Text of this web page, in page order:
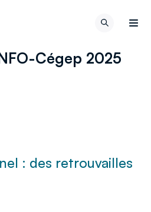
Cégep 2025
: des retrouvailles